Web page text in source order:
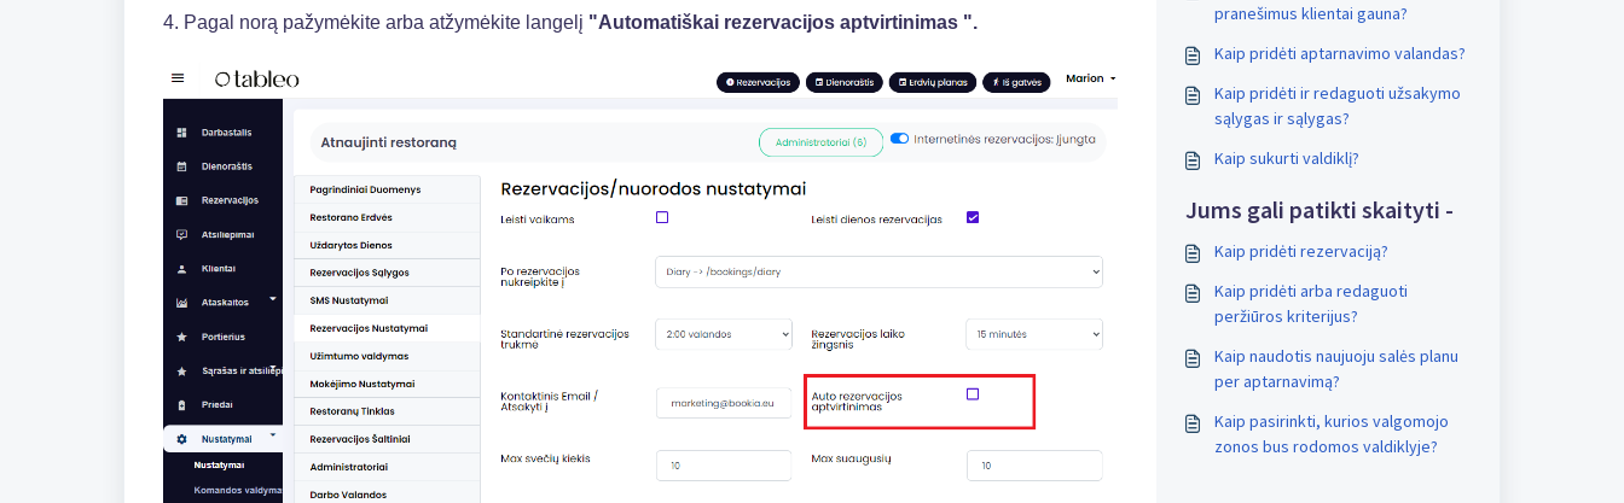
4. Pagal norą pažymėkite arba atžymėkite langelį "Automatiškai rezervacijos aptvirtinimas ".
pranešimus klientai gauna?
Kaip pridėti aptarnavimo valandas?
Kaip pridėti ir redaguoti užsakymo
sąlygas ir sąlygas?
Kaip sukurti valdiklį?
Jums gali patikti skaityti -
Kaip pridėti rezervaciją?
Kaip pridėti arba redaguoti
peržiūros kriterijus?
Kaip naudotis naujuoju salės planu
per aptarnavimą?
Kaip pasirinkti, kurios valgomojo
zonos bus rodomos valdiklyje?